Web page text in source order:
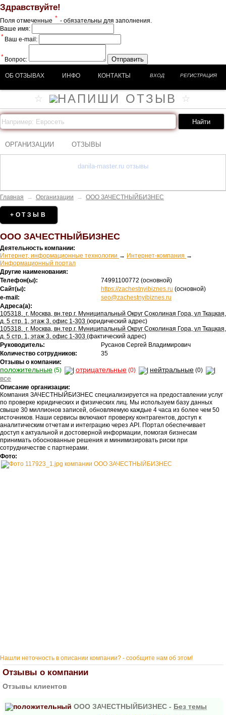
Здравствуйте!
Поля отмеченные * - обязательны для заполнения.
Ваше имя:
* Ваш e-mail:
* Вопрос: Отправить
ОБ ОТЗЫВАХ ИНФО КОНТАКТЫ ВХОД РЕГИСТРАЦИЯ
ОРГАНИЗАЦИИ ОТЗЫВЫ
danila-master.ru отзывы
Главная → Организации → ООО ЗАЧЕСТНЫЙБИЗНЕС
+ОТЗЫВ
ООО ЗАЧЕСТНЫЙБИЗНЕС
Деятельность компании:
Интернет, информационные технологии → Интернет-компания →
Информационный портал
Другие наименования:
Телефон(ы):
74991100772 (основной)
Сайт(ы):
https://zachestnyibiznes.ru (основной)
e-mail:
seo@zachestnyibiznes.ru
Адреса(а):
105318, г. Москва, вн.тер.г. Муниципальный Округ Соколиная Гора, ул Ткацкая,
д. 5 стр. 1, этаж 3, офис 1-303 (юридический адрес)
105318, г. Москва, вн.тер.г. Муниципальный Округ Соколиная Гора, ул Ткацкая,
д. 5 стр. 1, этаж 3, офис 1-303 (фактический адрес)
Руководитель:
Русанов Сергей Владимирович
Количество сотрудников:
35
Отзывы о компании:
положительные (5) отрицательные (0) нейтральные (0)
все
Описание организации:
Компания ЗАЧЕСТНЫЙБИЗНЕС специализируется на предоставлении услуг
по проверке юридических и физических лиц. Мы используем базу данных
свыше 30 миллионов записей, обновляемую каждые 4 часа из более чем 50
источников. Наши сервисы включают проверку контрагентов, доступ к
аналитическим отчетам и интеграцию через API. Портал обеспечивает
доступ к актуальной и достоверной информации, помогая бизнесам
принимать обоснованные решения и минимизировать риски при
сотрудничестве с партнерами.
Фото:
Нашли неточность в описании компании? - сообщите нам об этом!
Отзывы о компании
Отзывы клиентов
ООО ЗАЧЕСТНЫЙБИЗНЕС - Без темы